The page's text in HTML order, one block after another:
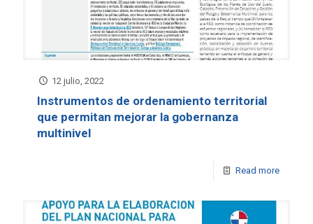
12 julio, 2022
Instrumentos de ordenamiento territorial
que permitan mejorar la gobernanza
multinivel
Read more